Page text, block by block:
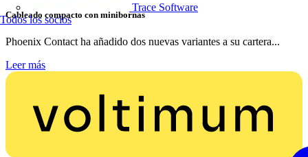
Trace Software
Todos los socios
Cableado compacto con minibornas
Phoenix Contact ha añadido dos nuevas variantes a su cartera...
Leer más